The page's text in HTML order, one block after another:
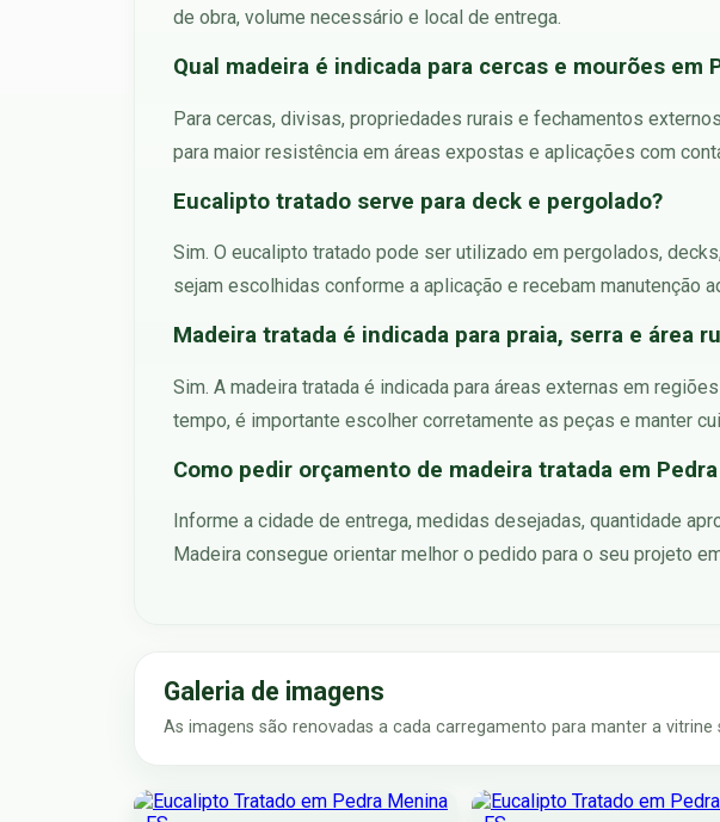
de obra, volume necessário e local de entrega.
Qual madeira é indicada para cercas e mourões em
Para cercas, divisas, propriedades rurais e fechamentos
para maior resistência em áreas expostas e aplicações com
Eucalipto tratado serve para deck e pergolado?
Sim. O eucalipto tratado pode ser utilizado em pergolados,
sejam escolhidas conforme a aplicação e recebam manutenção
Madeira tratada é indicada para praia, serra e área
Sim. A madeira tratada é indicada para áreas externas em
tempo, é importante escolher corretamente as peças e manter
Como pedir orçamento de madeira tratada em
Informe a cidade de entrega, medidas desejadas, quantidade
Madeira consegue orientar melhor o pedido para o seu projeto
Galeria de imagens
As imagens são renovadas a cada carregamento para manter a vitrine